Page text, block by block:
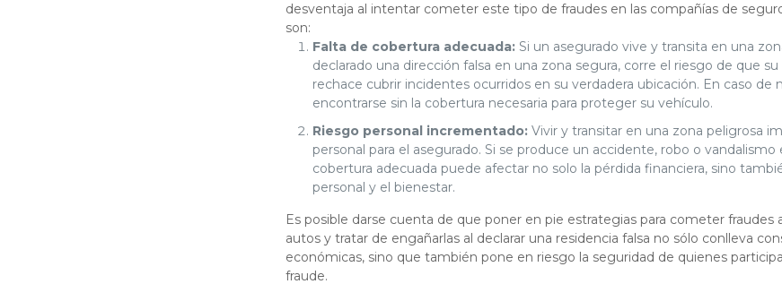
desventaja al intentar cometer este tipo de fraudes en las compañías de
son:
Falta de cobertura adecuada: Si un asegurado vive y transita en una
declarado una dirección falsa en una zona segura, corre el riesgo de que
rechace cubrir incidentes ocurridos en su verdadera ubicación. En caso de
encontrarse sin la cobertura necesaria para proteger su vehículo.
Riesgo personal incrementado: Vivir y transitar en una zona peligrosa
personal para el asegurado. Si se produce un accidente, robo o vandalismo
cobertura adecuada puede afectar no solo la pérdida financiera, sino
personal y el bienestar.
Es posible darse cuenta de que poner en pie estrategias para cometer fraudes
autos y tratar de engañarlas al declarar una residencia falsa no sólo conlleva
económicas, sino que también pone en riesgo la seguridad de quienes
fraude.